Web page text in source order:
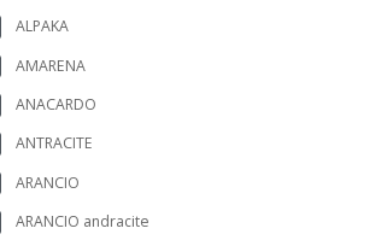
ALPAKA
AMARENA
ANACARDO
ANTRACITE
ARANCIO
ARANCIO andracite